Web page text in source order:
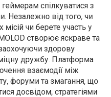
спілкуватися з
Незалежно від того, чи
чи берете участь у
створює яскраве та
здорову
дружбу. Платформа
взаємодії між
форуми та змагання, що
досвідом, стратегіями